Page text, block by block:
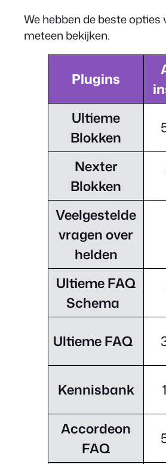
We hebben de beste
meteen bekijken.
Plugins
Ultieme
Blokken
Nexter
Blokken
Veelgestelde
vragen over
helden
Ultieme FAQ
Schema
Ultieme FAQ
Kennisbank
Accordeon
FAQ